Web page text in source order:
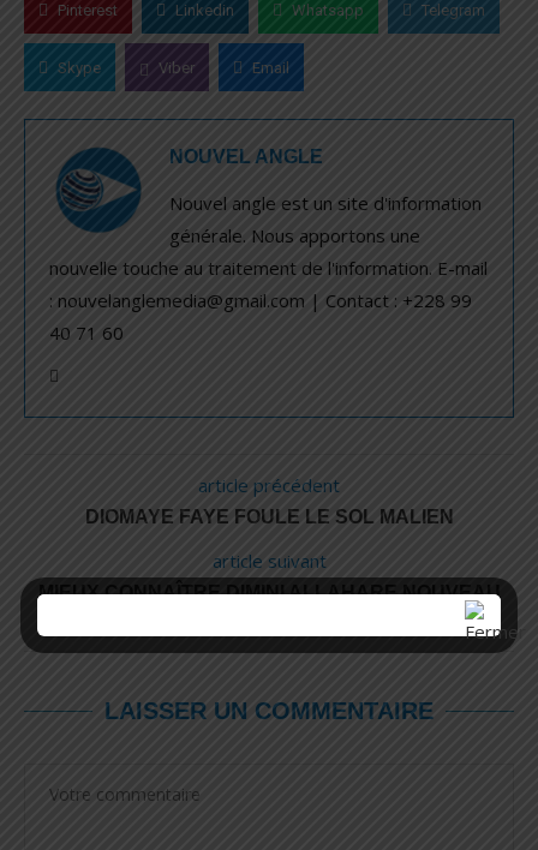
Pinterest Linkedin Whatsapp Telegram
Skype Viber Email
NOUVEL ANGLE
Nouvel angle est un site d'information
générale. Nous apportons une
nouvelle touche au traitement de l'information. E-mail
: nouvelanglemedia@gmail.com | Contact : +228 99
40 71 60
article précédent
DIOMAYE FAYE FOULE LE SOL MALIEN
article suivant
MIEUX CONNAÎTRE DIMINI ALLAHARE NOUVEAU
LAISSER UN COMMENTAIRE